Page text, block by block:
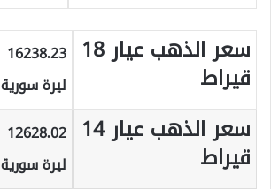
سعر الذهب عيار 18
قيراط
16238.23
ليرة سورية
سعر الذهب عيار 14
قيراط
12628.02
ليرة سورية